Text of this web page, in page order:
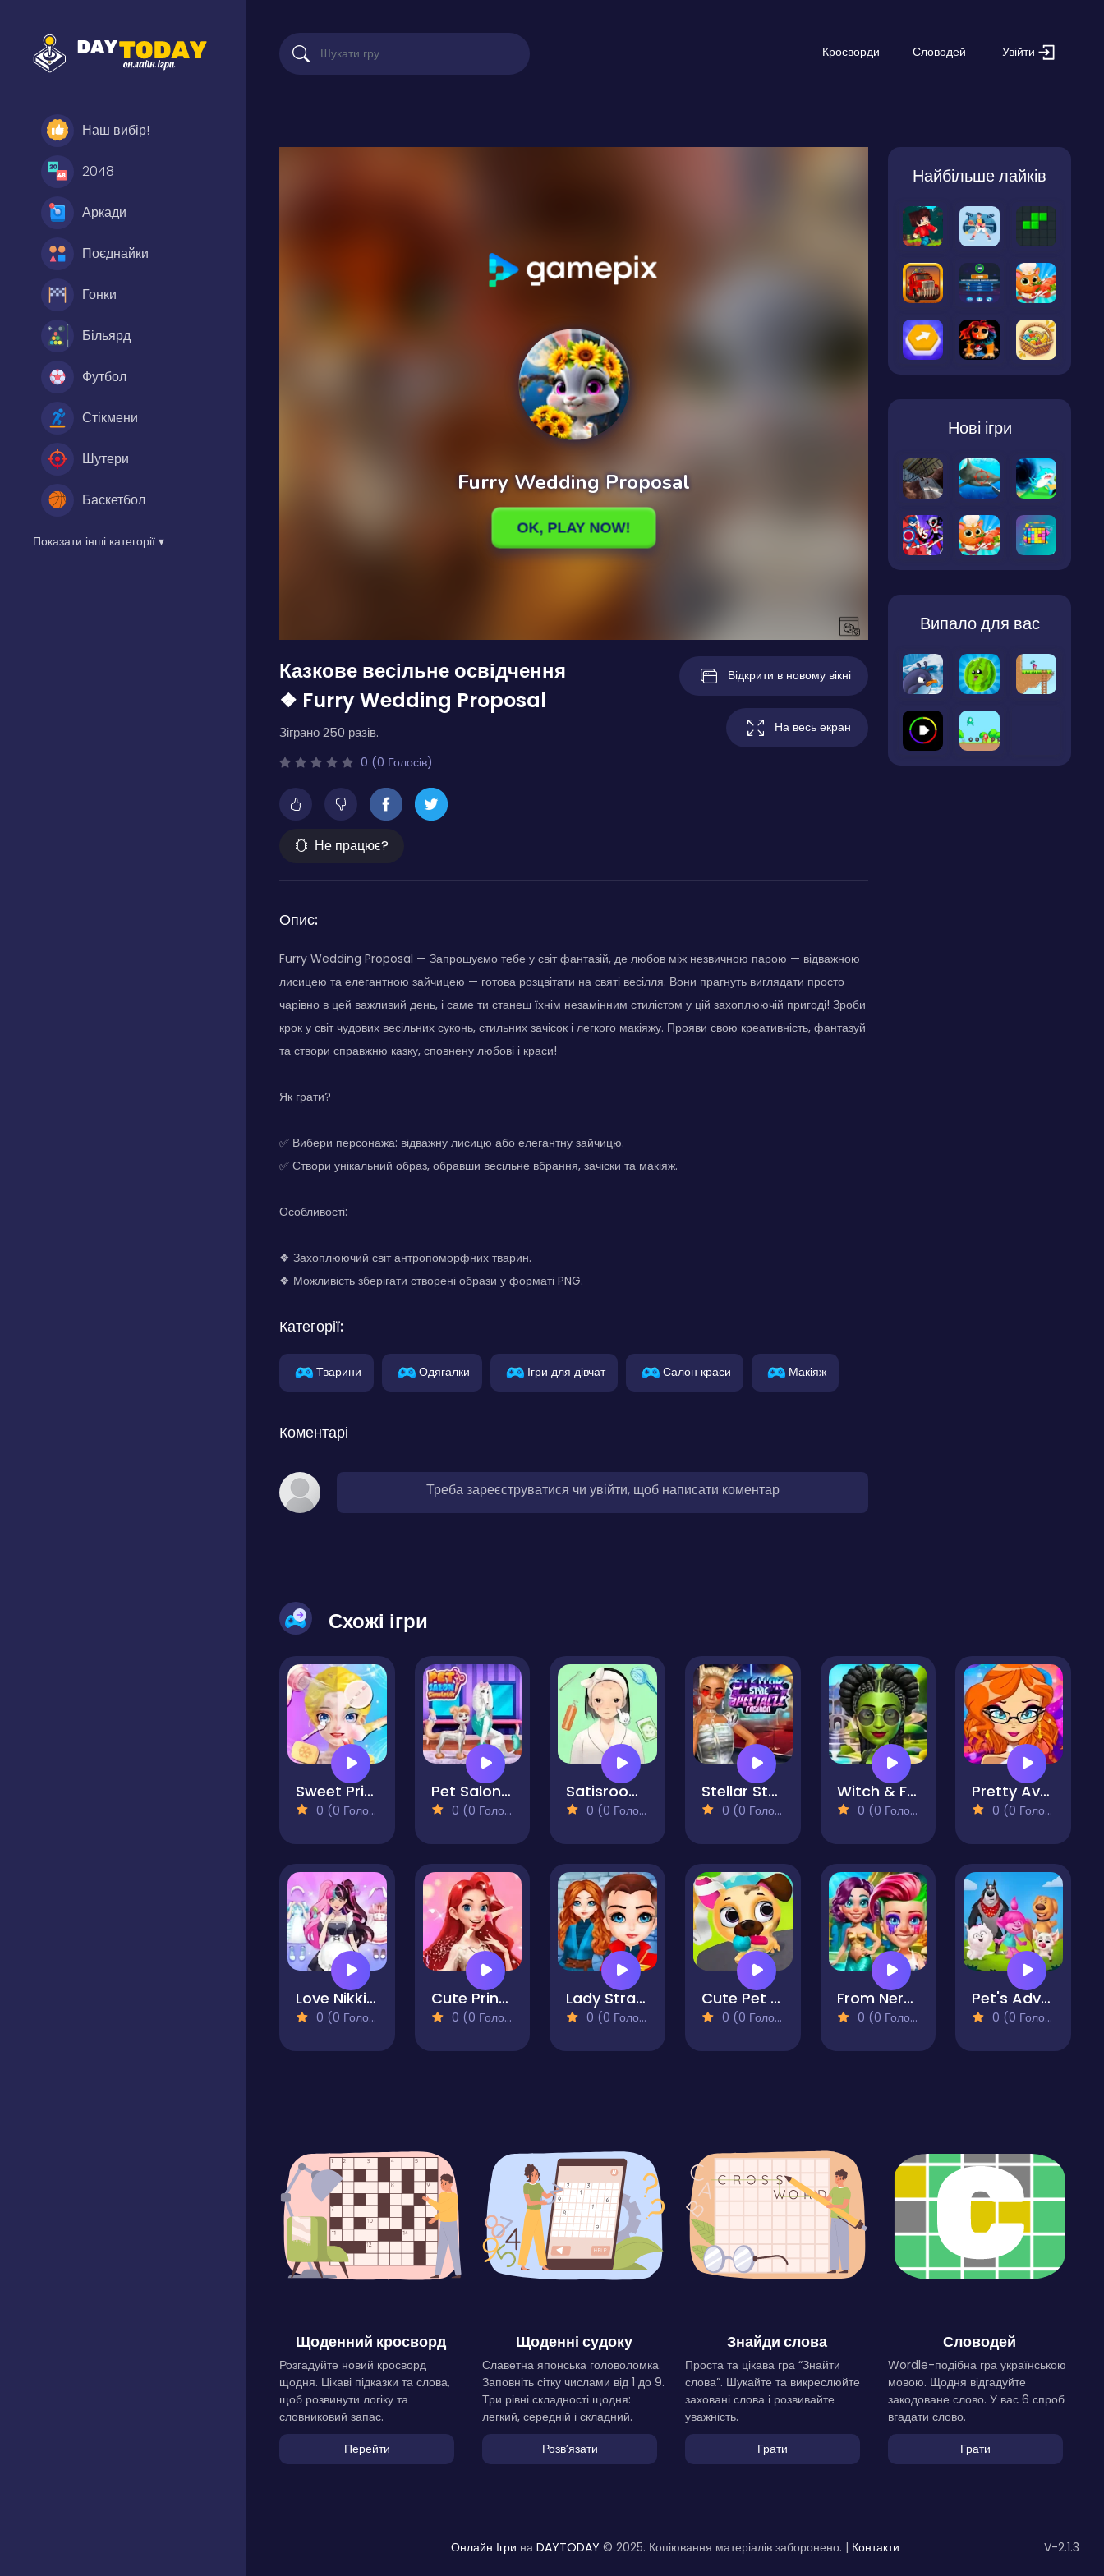
Наш вибір!
2048
Аркади
Поєднайки
Гонки
Більярд
Футбол
Стікмени
Шутери
Баскетбол
Показати інші категорії ▾
Кросворди Словодей Увійти
Казкове весільне освідчення
❖ Furry Wedding Proposal
Зіграно 250 разів.
0 (0 Голосів)
Не працює?
Відкрити в новому вікні
На весь екран
Опис:
Furry Wedding Proposal — Запрошуємо тебе у світ фантазій, де любов між незвичною парою — відважною
лисицею та елегантною зайчицею — готова розцвітати на святі весілля. Вони прагнуть виглядати просто
чарівно в цей важливий день, і саме ти станеш їхнім незамінним стилістом у цій захоплюючій пригоді! Зроби
крок у світ чудових весільних суконь, стильних зачісок і легкого макіяжу. Прояви свою креативність, фантазуй
та створи справжню казку, сповнену любові і краси!
Як грати?
✅ Вибери персонажа: відважну лисицю або елегантну зайчицю.
✅ Створи унікальний образ, обравши весільне вбрання, зачіски та макіяж.
Особливості:
❖ Захоплюючий світ антропоморфних тварин.
❖ Можливість зберігати створені образи у форматі PNG.
Категорії:
Тварини Одягалки Ігри для дівчат Салон краси Макіяж
Коментарі
Треба зареєструватися чи увійти, щоб написати коментар
Найбільше лайків
Нові ігри
Випало для вас
Схожі ігри
Sweet Princess Makeup Party
0 (0 Голосів)
Pet Salon Simulator
0 (0 Голосів)
Satisroom - Perfectly Organized
0 (0 Голосів)
Stellar Style Spectacle Fashion
0 (0 Голосів)
Witch & Fairy BFF
0 (0 Голосів)
Pretty Avatar Maker
0 (0 Голосів)
Love Nikki Dress Up
0 (0 Голосів)
Cute Princess Dress Up
0 (0 Голосів)
Lady Strange and Ruby Witch
0 (0 Голосів)
Cute Pet Friends
0 (0 Голосів)
From Nerds to Beauties
0 (0 Голосів)
Pet's Adventure A Day To Remember
0 (0 Голосів)
Щоденний кросворд
Розгадуйте новий кросворд
щодня. Цікаві підказки та слова,
щоб розвинути логіку та
словниковий запас.
Перейти
Щоденні судоку
Славетна японська головоломка.
Заповніть сітку числами від 1 до 9.
Три рівні складності щодня:
легкий, середній і складний.
Розвʼязати
Знайди слова
Проста та цікава гра “Знайти
слова”. Шукайте та викреслюйте
заховані слова і розвивайте
уважність.
Грати
Словодей
Wordle-подібна гра українською
мовою. Щодня відгадуйте
закодоване слово. У вас 6 спроб
вгадати слово.
Грати
Онлайн Ігри на DAYTODAY © 2025. Копіювання матеріалів заборонено. | Контакти V-2.1.3